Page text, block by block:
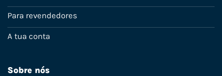
Para revendedores
A tua conta
Sobre nós